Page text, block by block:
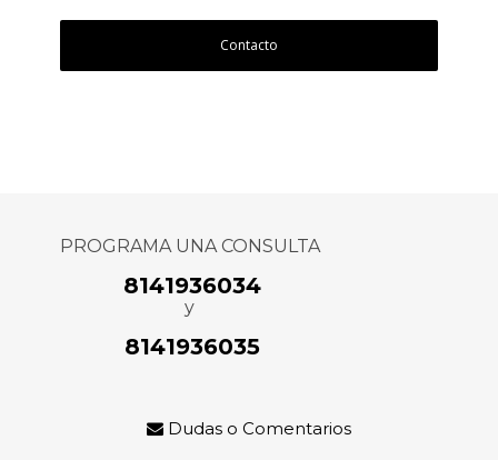
Contacto
PROGRAMA UNA CONSULTA
8141936034
y
8141936035
Dudas o Comentarios